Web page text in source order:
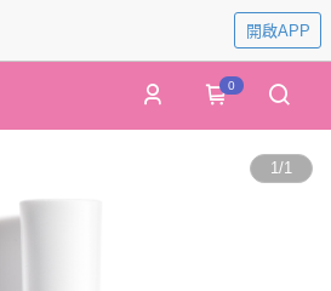
開啟APP
0
1/1